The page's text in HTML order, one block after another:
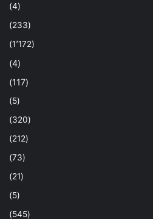
(4)
(233)
(1٬172)
(4)
(117)
(5)
(320)
(212)
(73)
(21)
(5)
(545)